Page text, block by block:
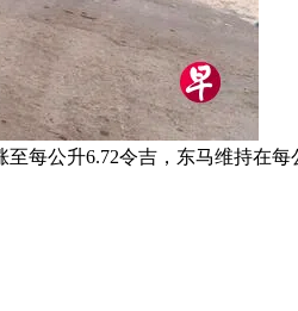
每公升6.72令吉，东马维持在每